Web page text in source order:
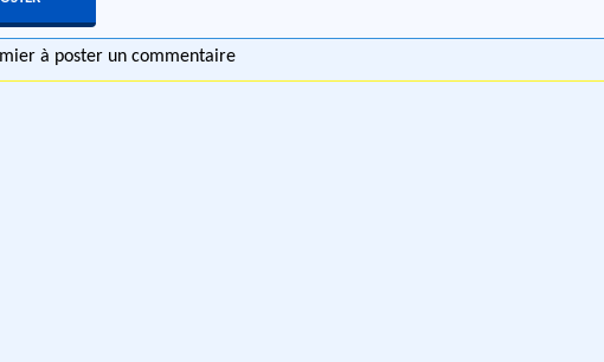
à poster un commentaire